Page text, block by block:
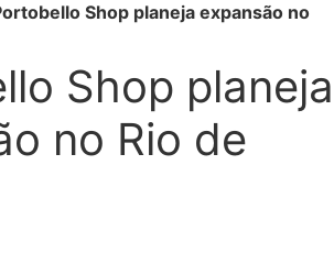
Shop planeja expansão no
Shop planeja
no Rio de